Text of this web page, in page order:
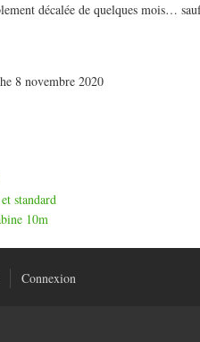
décalée de quelques mois…
8 novembre 2020
standard
10m
Connexion